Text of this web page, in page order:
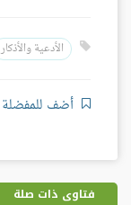
الأدعية والأذكار
أضف للمفضلة
فتاوى ذات صلة